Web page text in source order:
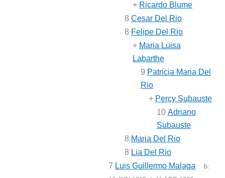
+ Ricardo Blume
8 Cesar Del Rio
8 Felipe Del Rio
+ Maria Luisa
Labarthe
9 Patricia Maria Del
Rio
+ Percy Subauste
10 Adriano
Subauste
8 Maria Del Rio
8 Lia Del Rio
7 Luis Guillermo Malaga
b: